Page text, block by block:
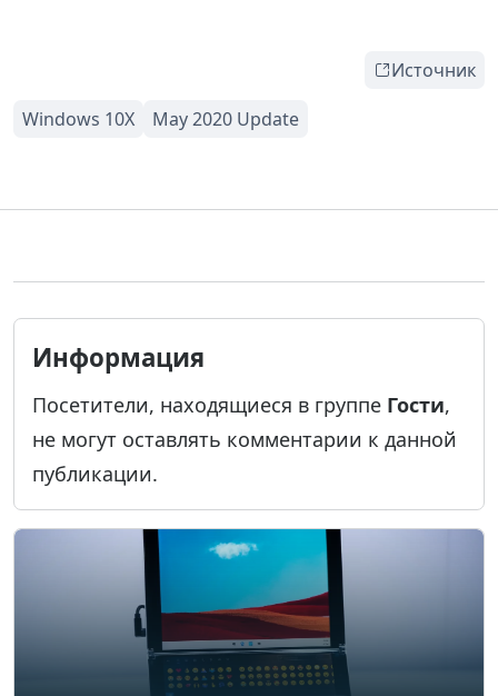
Источник
Информация
Посетители, находящиеся в группе Гости,
не могут оставлять комментарии к данной
публикации.